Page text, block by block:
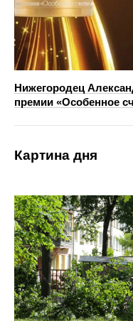
Нижегородец
премии «Особенное
Картина дня